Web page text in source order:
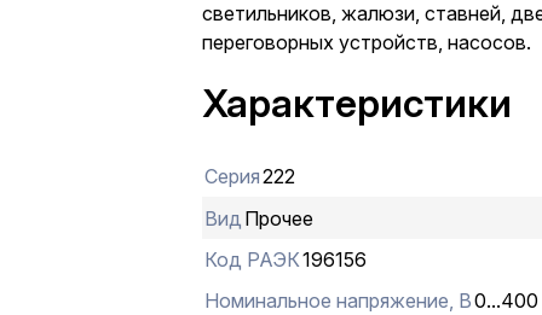
светильников, жалюзи, ставней,
переговорных устройств, насосов.
Характеристики
Серия222
Вид Прочее
Код РАЭК196156
Номинальное напряжение, В0...400